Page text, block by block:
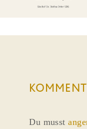
Du musst